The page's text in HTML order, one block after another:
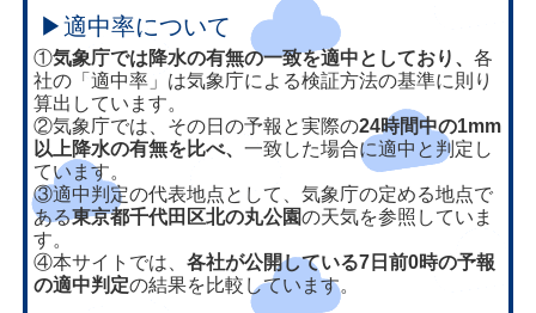
▶適中率について
①気象庁では降水の有無の一致を適中としており、各
社の「適中率」は気象庁による検証方法の基準に則り
算出しています。
②気象庁では、その日の予報と実際の24時間中の1mm
以上降水の有無を比べ、一致した場合に適中と判定し
ています。
③適中判定の代表地点として、気象庁の定める地点で
ある東京都千代田区北の丸公園の天気を参照していま
す。
④本サイトでは、各社が公開している7日前0時の予報
の適中判定の結果を比較しています。